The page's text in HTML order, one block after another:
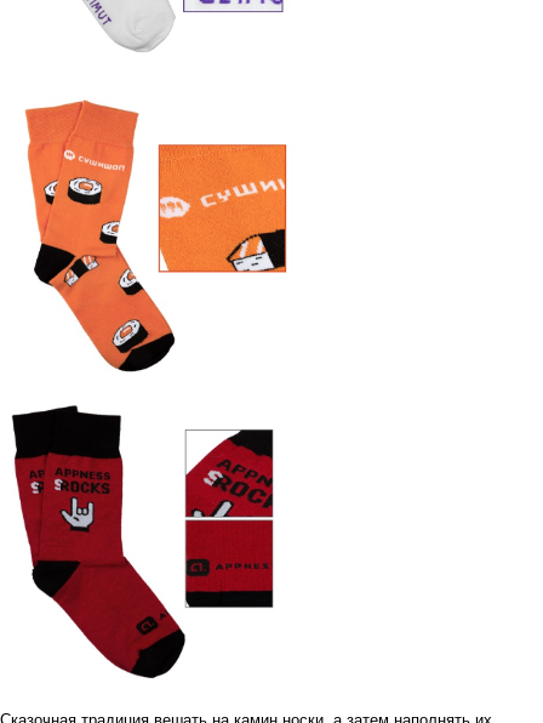
Сказочная традиция вешать на камин носки, а затем наполнять их